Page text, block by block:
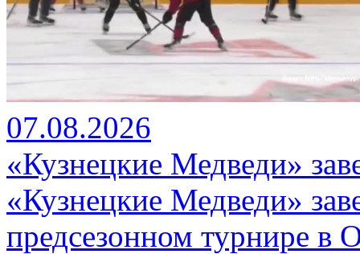
07.08.2026
«Кузнецкие Медведи»
«Кузнецкие Медведи»
предсезонном турнире в